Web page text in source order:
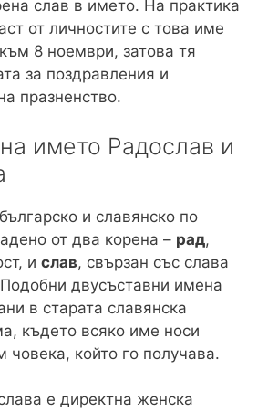
слав в името. На практика
от личностите с това име
8 ноември, затова тя
за поздравления и
празненство.
името Радослав и
и славянско по
от два корена – рад,
и слав, свързан със слава
двусъставни имена
в старата славянска
където всяко име носи
човека, който го получава.
е директна женска